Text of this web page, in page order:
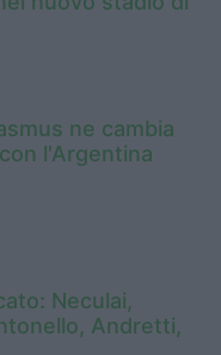
ne cambia
l'Argentina
Neculai,
Andretti,